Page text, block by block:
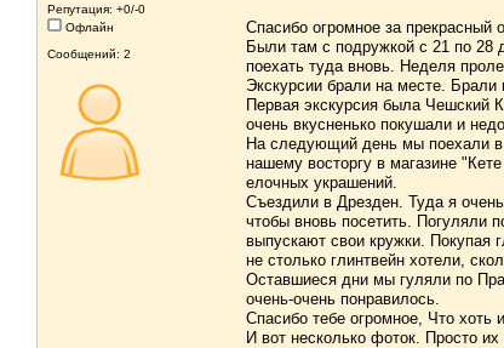
Репутация: +0/-0
Офлайн
Сообщений: 2
Спасибо огромное за прекрасный
Были там с подружкой с 21 по 28
поехать туда вновь. Неделя
Экскурсии брали на месте.
Первая экскурсия была Чешский
очень вкусненько покушали и
На следующий день мы поехали в
нашему восторгу в магазине
елочных украшений.
Съездили в Дрезден. Туда я
чтобы вновь посетить. Погуляли
выпускают свои кружки. Покупая
не столько глинтвейн хотели,
Оставшиеся дни мы гуляли по
очень-очень понравилось.
Спасибо тебе огромное, Что хоть
И вот несколько фоток. Просто